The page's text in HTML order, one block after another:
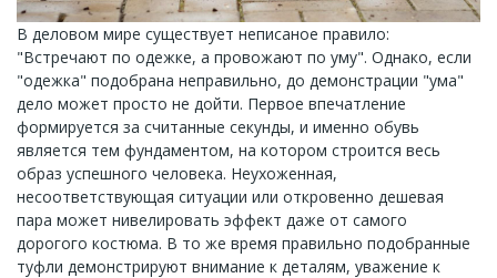
В деловом мире существует неписаное правило:
"Встречают по одежке, а провожают по уму". Однако, если
"одежка" подобрана неправильно, до демонстрации "ума"
дело может просто не дойти. Первое впечатление
формируется за считанные секунды, и именно обувь
является тем фундаментом, на котором строится весь
образ успешного человека. Неухоженная,
несоответствующая ситуации или откровенно дешевая
пара может нивелировать эффект даже от самого
дорогого костюма. В то же время правильно подобранные
туфли демонстрируют внимание к деталям, уважение к